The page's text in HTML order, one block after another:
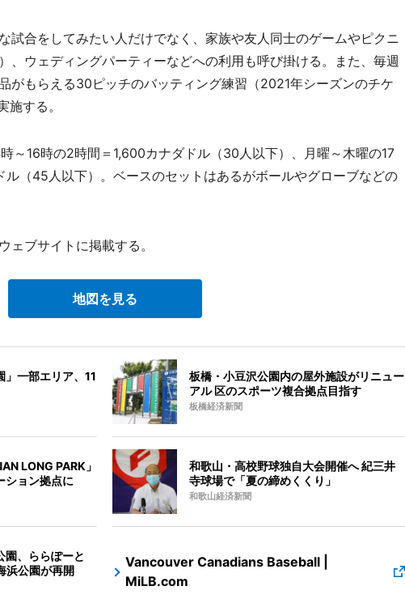
試合をしてみたい人だけでなく、家族や友人同士のゲームやピクニ
、ウェディングパーティーなどへの利用も呼び掛ける。また、毎週
がもらえる30ピッチのバッティング練習（2021年シーズンのチケ
する。
～16時の2時間＝1,600カナダドル（30人以下）、月曜～木曜の17
（45人以下）。ベースのセットはあるがボールやグローブなどの
ブサイトに掲載する。
地図を見る
」一部エリア、11
板橋・小豆沢公園内の屋外施設がリニュー
アル 区のスポーツ複合拠点目指す
板橋経済新聞
LONG PARK」
ション拠点に
和歌山・高校野球独自大会開催へ 紀三井
寺球場で「夏の締めくくり」
和歌山経済新聞
園、ららぽーと
浜公園が再開
Vancouver Canadians Baseball |
MiLB.com